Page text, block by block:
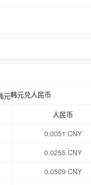
韩元兑人民币
人民币
0.0051 CNY
0.0255 CNY
0.0509 CNY